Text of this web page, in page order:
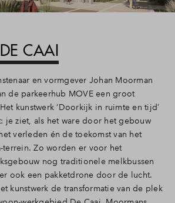
CAAI
en vormgever Johan Moorman
de parkeerhub MOVE een groot
kunstwerk ‘Doorkijk in ruimte en tijd’
je ziet, als het ware door het gebouw
verleden én de toekomst van het
terrein. Zo worden er voor het
nog traditionele melkbussen
ook een pakketdrone door de lucht.
kunstwerk de transformatie van de plek